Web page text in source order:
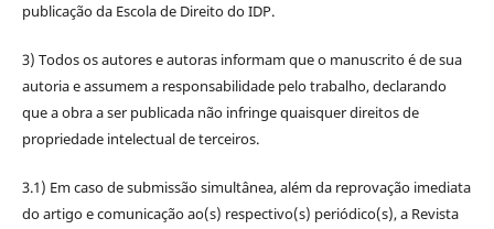
publicação da Escola de Direito do IDP.
3) Todos os autores e autoras informam que o manuscrito é de sua
autoria e assumem a responsabilidade pelo trabalho, declarando
que a obra a ser publicada não infringe quaisquer direitos de
propriedade intelectual de terceiros.
3.1) Em caso de submissão simultânea, além da reprovação imediata
do artigo e comunicação ao(s) respectivo(s) periódico(s), a Revista